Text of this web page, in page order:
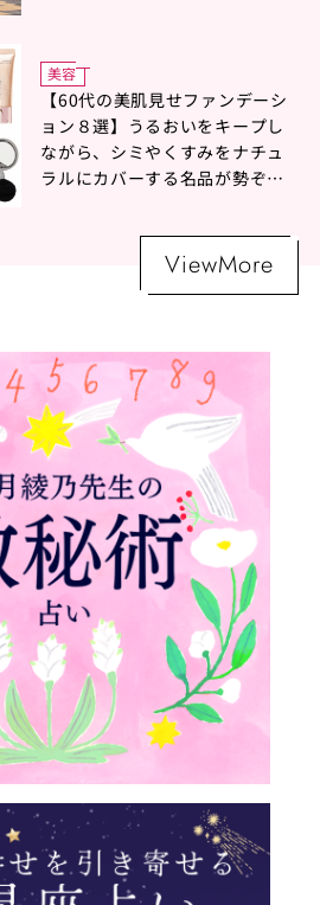
美容
【60代の美肌見せファンデーシ
ョン８選】うるおいをキープし
ながら、シミやくすみをナチュ
ラルにカバーする名品が勢ぞろ
ViewMore